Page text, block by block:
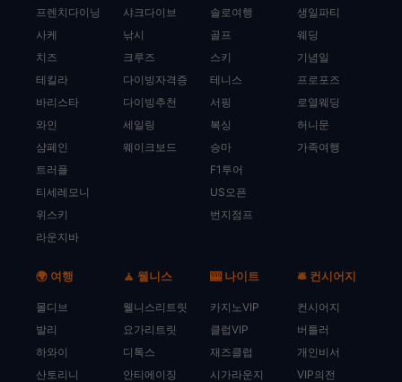
프렌치다이닝
사케
치즈
테킬라
바리스타
와인
샴페인
트러플
티세레모니
위스키
라운지바
샤크다이브
낚시
크루즈
다이빙자격증
다이빙추천
세일링
웨이크보드
솔로여행
골프
스키
테니스
서핑
복싱
승마
F1투어
US오픈
번지점프
생일파티
웨딩
기념일
프로포즈
로열웨딩
허니문
가족여행
🌍 여행
몰디브
발리
하와이
산토리니
🧘 웰니스
웰니스리트릿
요가리트릿
디톡스
안티에이징
🎰 나이트
카지노VIP
클럽VIP
재즈클럽
시가라운지
🛎️ 컨시어지
컨시어지
버틀러
개인비서
VIP의전